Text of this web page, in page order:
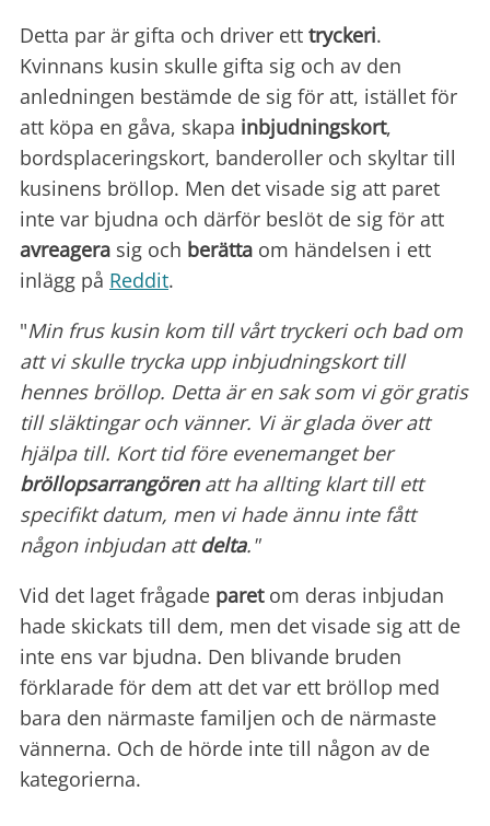
Detta par är gifta och driver ett tryckeri.
Kvinnans kusin skulle gifta sig och av den
anledningen bestämde de sig för att, istället för
att köpa en gåva, skapa inbjudningskort,
bordsplaceringskort, banderoller och skyltar till
kusinens bröllop. Men det visade sig att paret
inte var bjudna och därför beslöt de sig för att
avreagera sig och berätta om händelsen i ett
inlägg på Reddit.
"Min frus kusin kom till vårt tryckeri och bad om
att vi skulle trycka upp inbjudningskort till
hennes bröllop. Detta är en sak som vi gör gratis
till släktingar och vänner. Vi är glada över att
hjälpa till. Kort tid före evenemanget ber
bröllopsarrangörenatt ha allting klart till ett
specifikt datum, men vi hade ännu inte fått
någon inbjudan attdelta."
Vid det laget frågade paretom deras inbjudan
hade skickats till dem, men det visade sig att de
inte ens var bjudna. Den blivande bruden
förklarade för dem att det var ett bröllop med
bara den närmaste familjen och de närmaste
vännerna. Och de hörde inte till någon av de
kategorierna.